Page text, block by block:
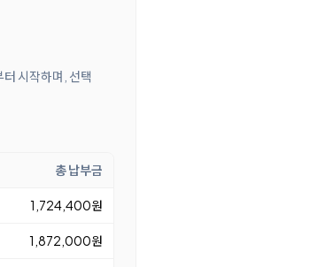
시작하며, 선택
총 납부금
1,724,400원
1,872,000원